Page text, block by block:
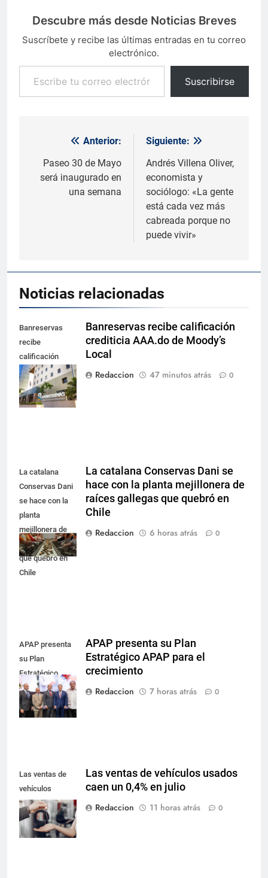
Descubre más desde Noticias Breves
Suscríbete y recibe las últimas entradas en tu correo
electrónico.
Escribe tu correo electrónico…
Suscribirse
Navegación
de
entradas
Anterior:
Paseo 30 de Mayo
será inaugurado en
una semana
Siguiente:
Andrés Villena Oliver,
economista y
sociólogo: «La gente
está cada vez más
cabreada porque no
puede vivir»
Noticias relacionadas
Banreservas
recibe
calificación
crediticia
AAA.do de
Moody's Local
Banreservas recibe calificación
crediticia AAA.do de Moody’s
Local
Redaccion
47 minutos atrás 0
La catalana
Conservas Dani
se hace con la
planta
mejillonera de
raíces gallegas
que quebró en
Chile
La catalana Conservas Dani se
hace con la planta mejillonera de
raíces gallegas que quebró en
Chile
Redaccion
6 horas atrás 0
APAP presenta
su Plan
Estratégico
APAP para el
crecimiento
APAP presenta su Plan
Estratégico APAP para el
crecimiento
Redaccion
7 horas atrás 0
Las ventas de
vehículos
usados caen un
0,4% en julio
Las ventas de vehículos usados
caen un 0,4% en julio
Redaccion
11 horas atrás 0